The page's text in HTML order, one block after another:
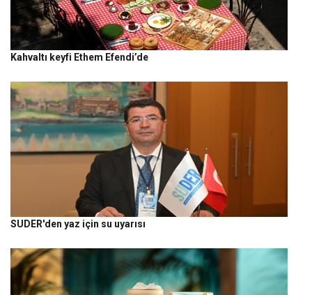
Kahvaltı keyfi Ethem Efendi’de
SUDER'den yaz için su uyarısı